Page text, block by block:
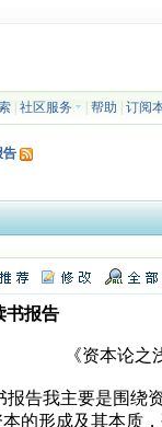
| 社区服务 帮助 订阅
告
书报告
之浅论失业
告我主要是围绕资
的形成及其本质